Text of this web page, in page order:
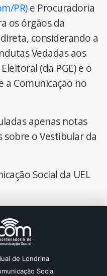
PR)e Procuradoria
os órgãos da
considerando a
Vedadas aos
(da PGE) e o
a Comunicação no
apenas notas
sobre o Vestibular da
Social da UEL
de Londrina
Social